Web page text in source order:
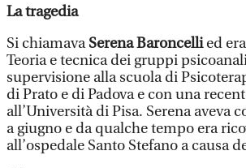
La tragedia
Si chiamavaSerena Baroncellied
Teoria e tecnica dei gruppi
supervisione alla scuola di
di Prato e di Padova e con una
all’Università di Pisa. Serena aveva
a giugno e da qualche tempo era
all’ospedale Santo Stefano a causa